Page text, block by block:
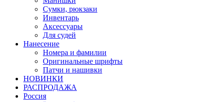
Сумки, рюкзаки
Инвентарь
Аксессуары
Для судей
Нанесение
Номера и фамилии
Оригинальные шрифты
Патчи и нашивки
НОВИНКИ
РАСПРОДАЖА
Россия